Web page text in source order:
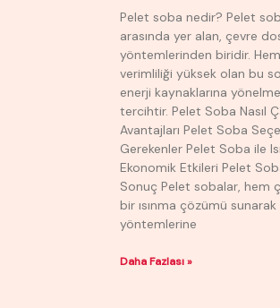
Pelet soba nedir? Pelet
arasında yer alan, çevre
yöntemlerinden biridir.
verimliliği yüksek olan bu
enerji kaynaklarına
tercihtir. Pelet Soba Nasıl
Avantajları Pelet Soba
Gerekenler Pelet Soba ile
Ekonomik Etkileri Pelet
Sonuç Pelet sobalar, hem
bir ısınma çözümü sunarak
yöntemlerine
Daha Fazlası »